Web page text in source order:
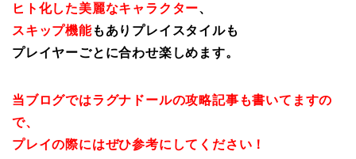
ヒト化した美麗なキャラクター、
スキップ機能もありプレイスタイルも
プレイヤーごとに合わせ楽しめます。
当ブログではラグナドールの攻略記事も書いてますの
で、
プレイの際にはぜひ参考にしてください！